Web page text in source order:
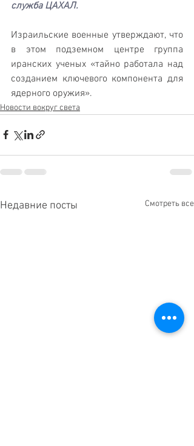
служба ЦАХАЛ.
Израильские военные утверждают, что
в этом подземном центре группа
иранских ученых «тайно работала над
созданием ключевого компонента для
ядерного оружия».
Новости вокруг света
Недавние посты Смотреть все